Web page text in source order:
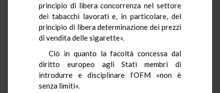
principio di libera concorrenza nel settore
dei tabacchi lavorati e, in particolare, del
principio di libera determinazione dei prezzi
di vendita delle sigarette».
Ciò in quanto la facoltà concessa dal
diritto europeo agli Stati membri di
introdurre e disciplinare l’OFM «non è
senza limiti».